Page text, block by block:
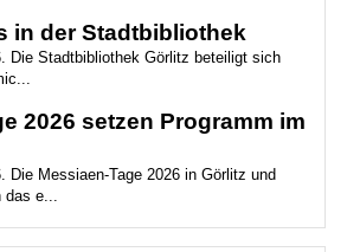
in der Stadtbibliothek
Die Stadtbibliothek Görlitz beteiligt sich
2026 setzen Programm im
Die Messiaen-Tage 2026 in Görlitz und
e...